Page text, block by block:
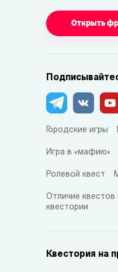
Открыть
Городские игры
Игра в «мафию»
Ролевой квест
Отличие
квестории
Квестория на